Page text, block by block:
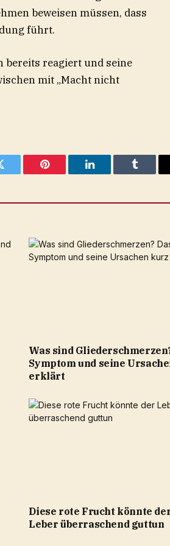
beweisen müssen, dass
führt.
bereits reagiert und seine
mit „Macht nicht
Pinterest LinkedIn Tumblr
Was sind
Symptom und seine
erklärt
Diese rote Frucht könnte
Leber überraschend guttun